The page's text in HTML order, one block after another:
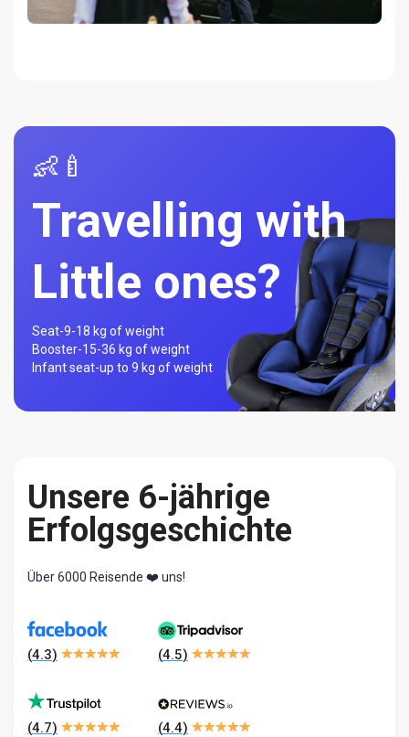
👶🍼
Travelling with
Little ones?
Seat-9-18 kg of weight
Booster-15-36 kg of weight
Infant seat-up to 9 kg of weight
Unsere 6-jährige
Erfolgsgeschichte
Über 6000 Reisende ❤️ uns!
(4.3) (4.5)
(4.7) (4.4)